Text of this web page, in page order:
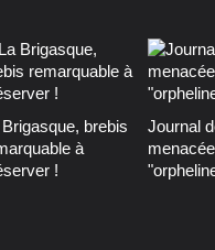
Brigasque, brebis
à
!
Journal